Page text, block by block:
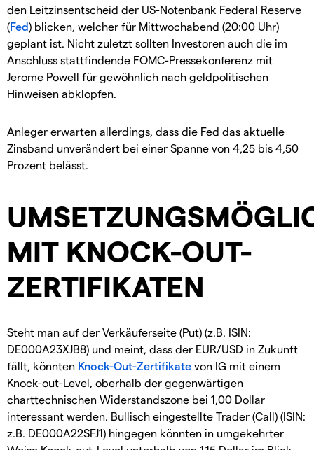
den Leitzinsentscheid der US-Notenbank Federal Reserve
(Fed) blicken, welcher für Mittwochabend (20:00 Uhr)
geplant ist. Nicht zuletzt sollten Investoren auch die im
Anschluss stattfindende FOMC-Pressekonferenz mit
Jerome Powell für gewöhnlich nach geldpolitischen
Hinweisen abklopfen.
Anleger erwarten allerdings, dass die Fed das aktuelle
Zinsband unverändert bei einer Spanne von 4,25 bis 4,50
Prozent belässt.
MIT KNOCK-OUT-
ZERTIFIKATEN
Steht man auf der Verkäuferseite (Put) (z.B. ISIN:
DE000A23XJB8) und meint, dass der EUR/USD in Zukunft
fällt, könnten Knock-Out-Zertifikate von IG mit einem
Knock-out-Level, oberhalb der gegenwärtigen
charttechnischen Widerstandszone bei 1,00 Dollar
interessant werden. Bullisch eingestellte Trader (Call) (ISIN:
z.B. DE000A22SFJ1) hingegen könnten in umgekehrter